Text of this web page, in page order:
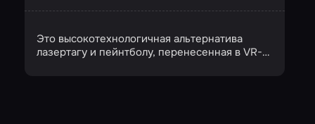
Это высокотехнологичная альтернатива
лазертагу и пейнтболу, перенесенная в VR-